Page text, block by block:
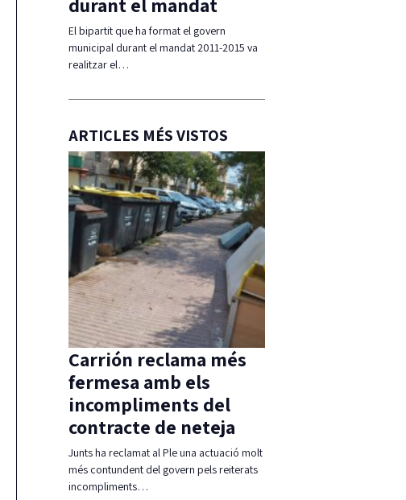
El bipartit que ha format el govern
municipal durant el mandat 2011-2015 va
realitzar el…
ARTICLES MÉS VISTOS
pel
que, per
Carrión reclama més
fermesa amb els
incompliments del
contracte de neteja
Junts ha reclamat al Ple una actuació molt
més contundent del govern pels reiterats
incompliments…